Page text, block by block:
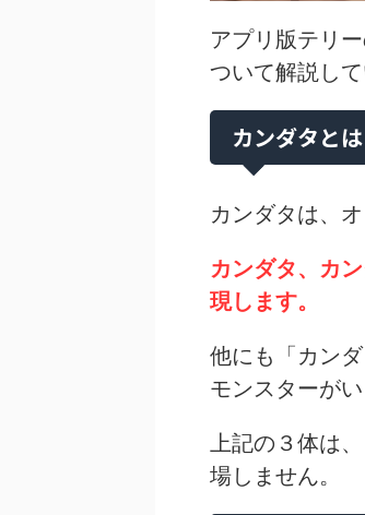
アプリ版テリ
ついて解説して
カンダタとは
カンダタは、
カンダタ、カ
現します。
他にも「カン
モンスターが
上記の３体は
場しません。